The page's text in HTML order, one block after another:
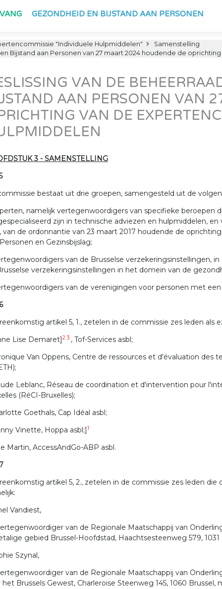
GEZONDHEID EN BIJSTAND AAN PERSONEN
"Individuele Hulpmiddelen"
Samenstelling
Bijstand aan Personen van 27 maart 2024 houdende de
VAN DE
AAN PERSONEN VAN
VAN DE
3 - SAMENSTELLING
bestaat uit drie groepen, samengesteld uit de
namelijk vertegenwoordigers van specifieke
zijn in technische adviezen en hulpmiddelen,
van de ordonnantie van 23 maart 2017 houdende de
en Gezinsbijslag;
van de Brusselse verzekeringsinstellingen,
verzekeringsinstellingen in het domein van de
van de verenigingen voor personen met een
artikel 5, 1., zetelen in de commissie zes leden als
Lise Demaret]2 3 , Tof-Services asbl;
Van Oppens, Centre de ressources et d'évaluation des
Leblanc, Réseau de coordination et d'intervention pour
(RéCI-Bruxelles);
Goethals, Cap Idéal asbl;
Vinette, Hoppa asbl;]1
Martin, AccessAndGo-ABP asbl.
artikel 5, 2., zetelen in de commissie zes leden
Vandiest,
van de Regionale Maatschappij van
gebied Brussel-Hoofdstad, Haachtsesteenweg 579,
Szynal,
van de Regionale Maatschappij van
het Brussels Gewest, Charleroise Steenweg 145, 1060